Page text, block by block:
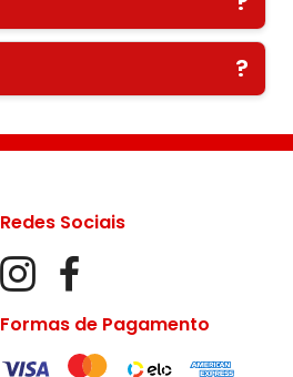
?
Redes Sociais
Formas de Pagamento